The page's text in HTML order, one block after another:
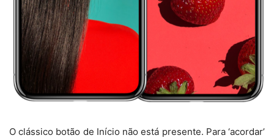
O clássico botão de Início não está presente. Para ‘acordar’